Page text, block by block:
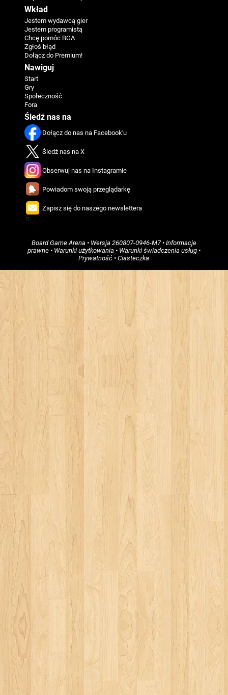
Wkład
Jestem wydawcą gier
Jestem programistą
Chcę pomóc BGA
Zgłoś błąd
Dołącz do Premium!
Nawiguj
Start
Gry
Społeczność
Fora
Śledź nas na
Dołącz do nas na Facebook'u
Śledź nas na X
Obserwuj nas na Instagramie
Powiadom swoją przeglądarkę
Zapisz się do naszego newslettera
Board Game Arena • Wersja 260807-0946-M7• Informacje
prawne• Warunki użytkowania • Warunki świadczenia usług•
Prywatność •Ciasteczka
π